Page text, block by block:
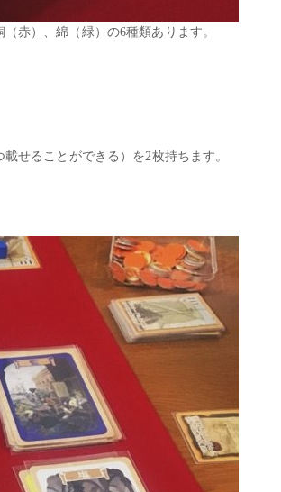
赤）、綿（緑）の6種類あります。
せることができる）を2枚持ちます。